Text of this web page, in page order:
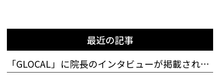
最近の記事
「GLOCAL」に院長のインタビューが掲載されました